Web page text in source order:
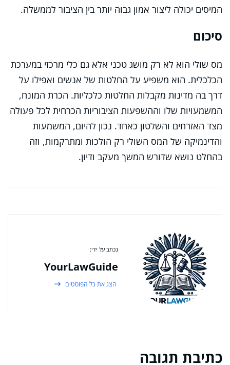
המיסים יכולה ליצור אמון גבוה יותר בין הציבור לממשלה.
סיכום
מס שולי הוא לא רק מושג טכני אלא גם כלי מרכזי במערכת
הכלכלית. הוא משפיע על החלטות של אנשים ואפילו על
דרך בה מדינות מקבלות החלטות כלכליות. הכרת המונח,
המשמעויות שלו וההשפעות הציבוריות הכרחית לכל פעולה
מצד האזרחים והשלטון כאחד. נכון להיום, המשמעות
והדינמיקה של המס השולי רק הולכות ומתרקמות, וזה
בהחלט נושא שדורש המשך מעקב ודיון.
נכתב על ידי:
YourLawGuide
הצג את כל הפוסטים
כתיבת תגובה